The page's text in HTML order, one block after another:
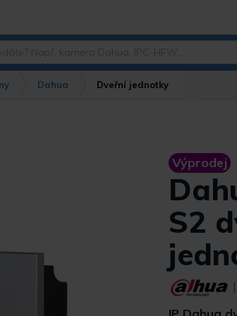
Dahua Dveřní jednotky
Výprodej
S2